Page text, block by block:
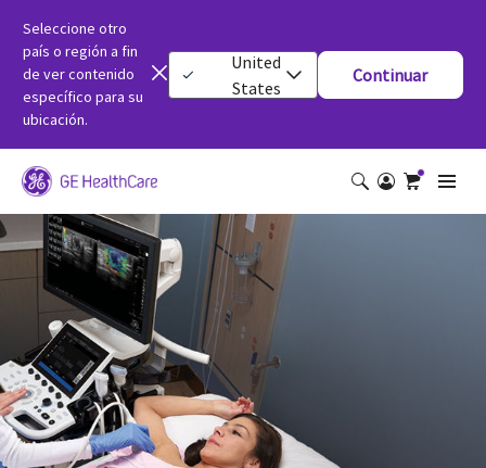
Seleccione otro
país o región a fin
de ver contenido
específico para su
ubicación.
United
States
Continuar